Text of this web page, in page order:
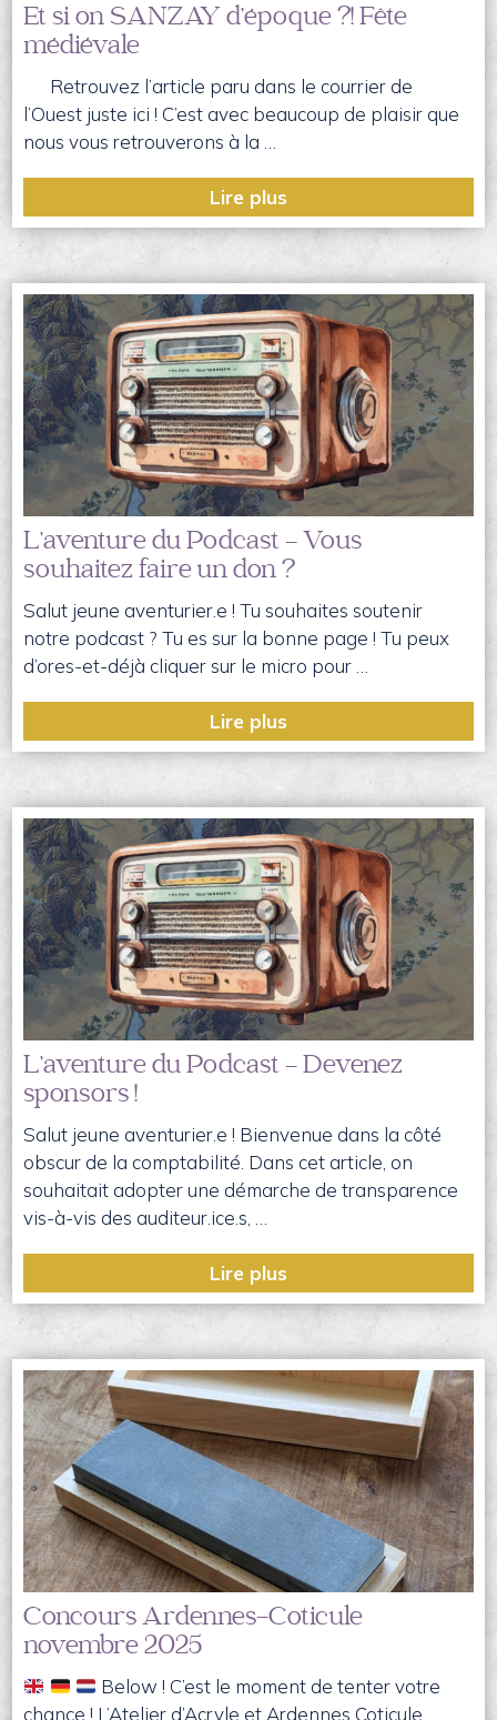
Et si on SANZAY d’époque ?! Fête
médiévale
Retrouvez l’article paru dans le courrier de
l’Ouest juste ici ! C’est avec beaucoup de plaisir que
nous vous retrouverons à la …
Lire plus
L’aventure du Podcast – Vous
souhaitez faire un don ?
Salut jeune aventurier.e ! Tu souhaites soutenir
notre podcast ? Tu es sur la bonne page ! Tu peux
d’ores-et-déjà cliquer sur le micro pour …
Lire plus
L’aventure du Podcast – Devenez
sponsors !
Salut jeune aventurier.e ! Bienvenue dans la côté
obscur de la comptabilité. Dans cet article, on
souhaitait adopter une démarche de transparence
vis-à-vis des auditeur.ice.s, …
Lire plus
Concours Ardennes-Coticule
novembre 2025
Below ! C’est le moment de tenter votre
chance ! L’Atelier d’Acryle et Ardennes Coticule